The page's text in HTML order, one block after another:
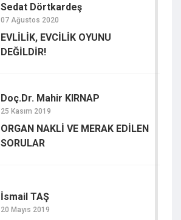
Sedat Dörtkardeş
07 Ağustos 2020
EVLİLİK, EVCİLİK OYUNU
DEĞİLDİR!
Doç.Dr. Mahir KIRNAP
25 Kasım 2019
ORGAN NAKLİ VE MERAK EDİLEN
SORULAR
İsmail TAŞ
20 Mayıs 2019